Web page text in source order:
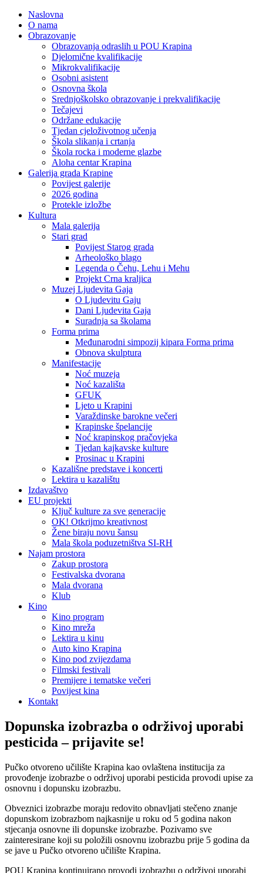
Naslovna
O nama
Obrazovanje
Obrazovanja odraslih u POU Krapina
Djelomične kvalifikacije
Mikrokvalifikacije
Osobni asistent
Osnovna škola
Srednjoškolsko obrazovanje i prekvalifikacije
Tečajevi
Održane edukacije
Tjedan cjeloživotnog učenja
Škola slikanja i crtanja
Škola rocka i moderne glazbe
Aloha centar Krapina
Galerija grada Krapine
Povijest galerije
2026 godina
Protekle izložbe
Kultura
Mala galerija
Stari grad
Povijest Starog grada
Arheološko blago
Legenda o Čehu, Lehu i Mehu
Projekt Crna kraljica
Muzej Ljudevita Gaja
O Ljudevitu Gaju
Dani Ljudevita Gaja
Suradnja sa školama
Forma prima
Međunarodni simpozij kipara Forma prima
Obnova skulptura
Manifestacije
Noć muzeja
Noć kazališta
GFUK
Ljeto u Krapini
Varaždinske barokne večeri
Krapinske špelancije
Noć krapinskog pračovjeka
Tjedan kajkavske kulture
Prosinac u Krapini
Kazališne predstave i koncerti
Lektira u kazalištu
Izdavaštvo
EU projekti
Ključ kulture za sve generacije
OK! Otkrijmo kreativnost
Žene biraju novu šansu
Mala škola poduzetništva SI-RH
Najam prostora
Zakup prostora
Festivalska dvorana
Mala dvorana
Klub
Kino
Kino program
Kino mreža
Lektira u kinu
Auto kino Krapina
Kino pod zvijezdama
Filmski festivali
Premijere i tematske večeri
Povijest kina
Kontakt
Dopunska izobrazba o održivoj uporabi
pesticida – prijavite se!
Pučko otvoreno učilište Krapina kao ovlaštena institucija za
provođenje izobrazbe o održivoj uporabi pesticida provodi upise za
osnovnu i dopunsku izobrazbu.
Obveznici izobrazbe moraju redovito obnavljati stečeno znanje
dopunskom izobrazbom najkasnije u roku od 5 godina nakon
stjecanja osnovne ili dopunske izobrazbe. Pozivamo sve
zainteresirane koji su položili osnovnu izobrazbu prije 5 godina da
se jave u Pučko otvoreno učilište Krapina.
POU Krapina kontinuirano provodi izobrazbu o održivoj uporabi